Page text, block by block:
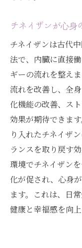
ックス効果を
南青山の
ション効
チネイザ
港区南青
効果
デトック
法
南青山で
チネイザ
法
気功療法と
青山で体験
チネイザンが心身
チネイザンは古代
法で、内臓に直接
ギーの流れを整え
流れを改善し、全
化機能の改善、ス
効果が期待できま
り入れたチネイザ
ランスを取り戻す
環境でチネイザン
化が促され、心身
ます。これは、日
健康と幸福感を向